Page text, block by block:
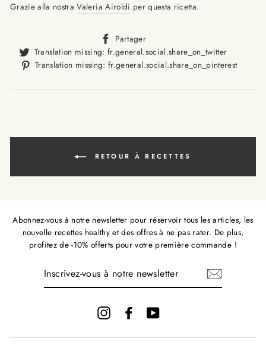
Grazie alla nostraValeria Airoldi per questa ricetta.
Partager
missing:
Translation missing: fr.general.social.share_on_twitter
missing:
Translation missing: fr.general.social.share_on_pinterest
RETOUR À RECETTES
Abonnez-vous à notre newsletter pour réservoir tous les articles, les
nouvelle recettes healthy et des offres à ne pas rater. De plus,
profitez de -10% offerts pour votre première commande !
InstagramFacebookYouTube